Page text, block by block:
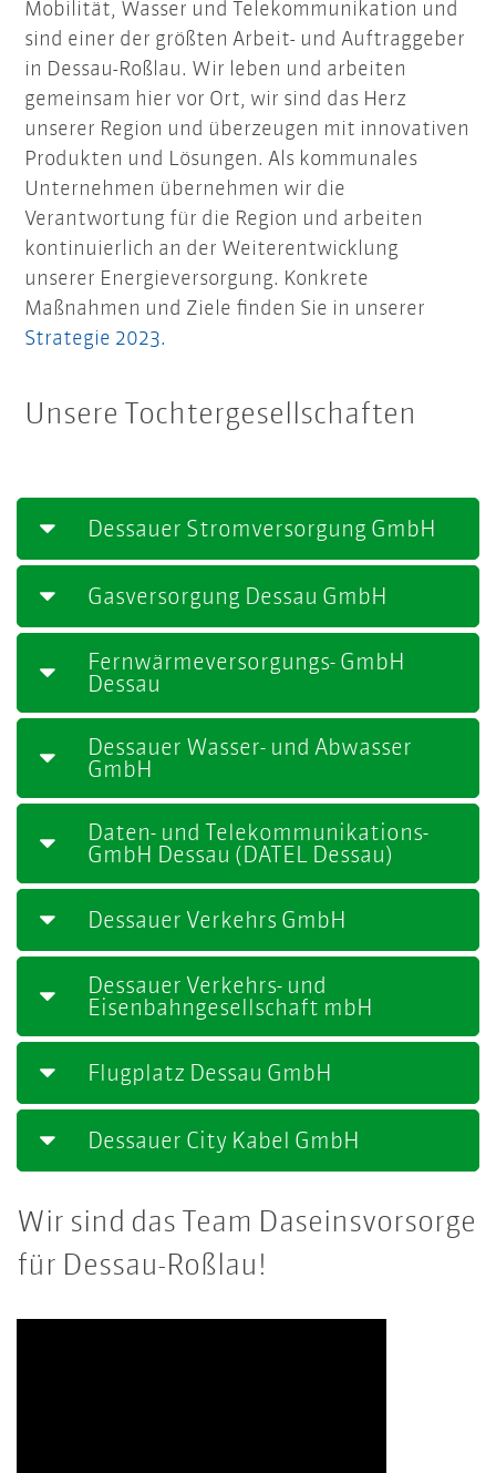
Mobilität, Wasser und Telekommunikation und
sind einer der größten Arbeit- und Auftraggeber
in Dessau-Roßlau. Wir leben und arbeiten
gemeinsam hier vor Ort, wir sind das Herz
unserer Region und überzeugen mit innovativen
Produkten und Lösungen. Als kommunales
Unternehmen übernehmen wir die
Verantwortung für die Region und arbeiten
kontinuierlich an der Weiterentwicklung
unserer Energieversorgung. Konkrete
Maßnahmen und Ziele finden Sie in unserer
Strategie 2023.
Unsere Tochtergesellschaften
Dessauer Stromversorgung GmbH
Gasversorgung Dessau GmbH
Fernwärmeversorgungs- GmbH
Dessau
Dessauer Wasser- und Abwasser
GmbH
Daten- und Telekommunikations-
GmbH Dessau (DATEL Dessau)
Dessauer Verkehrs GmbH
Dessauer Verkehrs- und
Eisenbahngesellschaft mbH
Flugplatz Dessau GmbH
Dessauer City Kabel GmbH
Wir sind das Team Daseinsvorsorge
für Dessau-Roßlau!